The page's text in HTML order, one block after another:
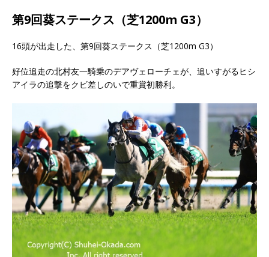
第9回葵ステークス（芝1200m G3）
16頭が出走した、第9回葵ステークス（芝1200m G3）
好位追走の北村友一騎乗のデアヴェローチェが、追いすがるヒシ
アイラの追撃をクビ差しのいで重賞初勝利。